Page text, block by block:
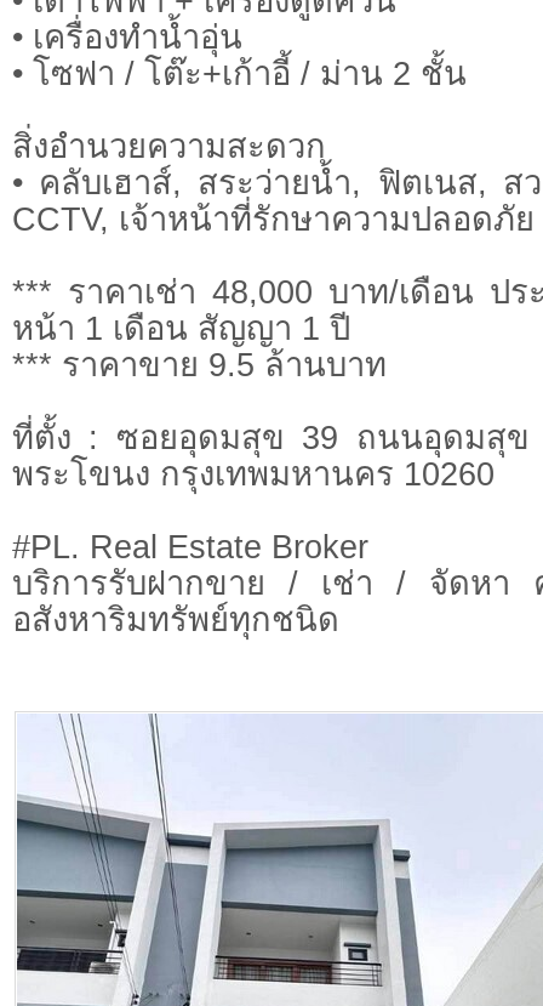
• เครื่องทำน้ำอุ่น
• โซฟา / โต๊ะ+เก้าอี้ / ม่าน 2 ชั้น
สิ่งอำนวยความสะดวก
• คลับเฮาส์, สระว่ายน้ำ, ฟิตเนส, ส
CCTV, เจ้าหน้าที่รักษาความปลอดภัย
*** ราคาเช่า 48,000 บาท/เดือน ป
หน้า 1 เดือน สัญญา 1 ปี
*** ราคาขาย 9.5 ล้านบาท
ที่ตั้ง : ซอยอุดมสุข 39 ถนนอุดมสุข
พระโขนง กรุงเทพมหานคร 10260
#PL. Real Estate Broker
บริการรับฝากขาย / เช่า / จัดห
อสังหาริมทรัพย์ทุกชนิด